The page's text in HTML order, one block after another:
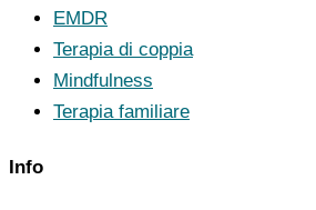
EMDR
Terapia di coppia
Mindfulness
Terapia familiare
Info